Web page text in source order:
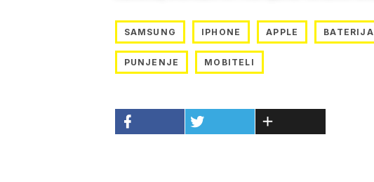
SAMSUNG IPHONE APPLE BATERIJA
PUNJENJE MOBITELI